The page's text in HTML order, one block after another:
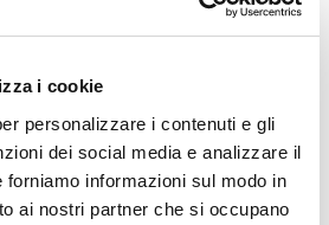
i cookie
personalizzare i contenuti e gli
dei social media e analizzare il
forniamo informazioni sul modo in
ai nostri partner che si occupano
znana w tej branży i